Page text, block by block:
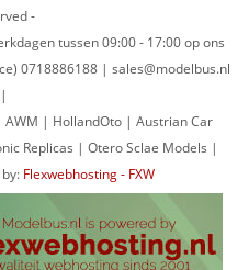
-
tussen 09:00 - 17:00 op ons
0718886188 | sales@modelbus.nl
|
AWM | HollandOto | Austrian Car
Replicas | Otero Sclae Models |
Flexwebhosting - FXW